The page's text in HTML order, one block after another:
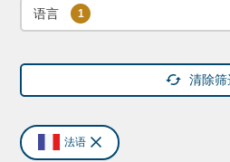
语言
清除筛
法语